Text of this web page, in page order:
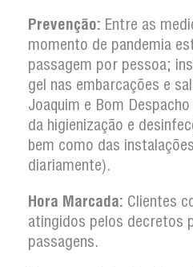
Prevenção: Entre as
momento de pandemia
passagem por pessoa;
gel nas embarcações e
Joaquim e Bom
da higienização e
bem como das
diariamente).
Hora Marcada: Clientes
atingidos pelos decretos
passagens.